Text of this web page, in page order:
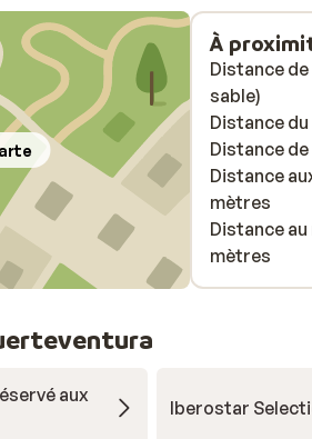
À
Distance
sable)
Distance
Distance
Distance
mètres
Distance
mètres
aux
Iberostar